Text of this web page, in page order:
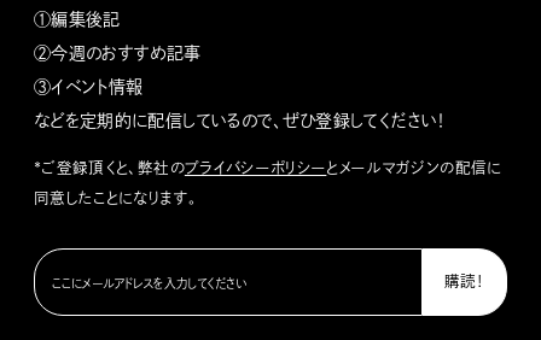
①編集後記
②今週のおすすめ記事
③イベント情報
などを定期的に配信しているので、ぜひ登録してください！
*ご登録頂くと、弊社のプライバシーポリシーとメールマガジンの配信に
同意したことになります。